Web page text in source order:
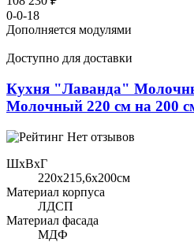
0-0-18
Дополняется модулями
Доступно для доставки
Кухня "Лаванда"
Молочный 220 см на 200
Нет отзывов
ШхВхГ
220x215,6х200см
Материал корпуса
ЛДСП
Материал фасада
МДФ